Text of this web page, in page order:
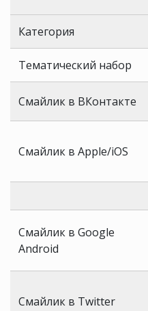
Категория
Тематический набор
Смайлик в ВКонтакте
Смайлик в Apple/iOS
Смайлик в Google
Android
Смайлик в Twitter